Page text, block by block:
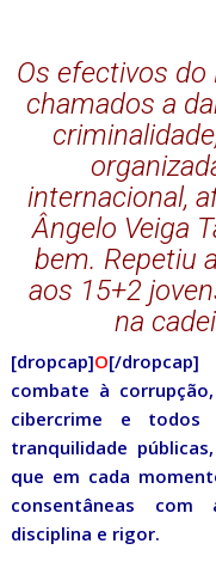
Os efectivos
chamados a
internacional,
Ângelo Veiga
bem. Repetiu
aos 15+2
na
[dropcap]O[/
combate à
cibercrime e
tranquilidade
que em cada
consentâneas com
disciplina e rigor.